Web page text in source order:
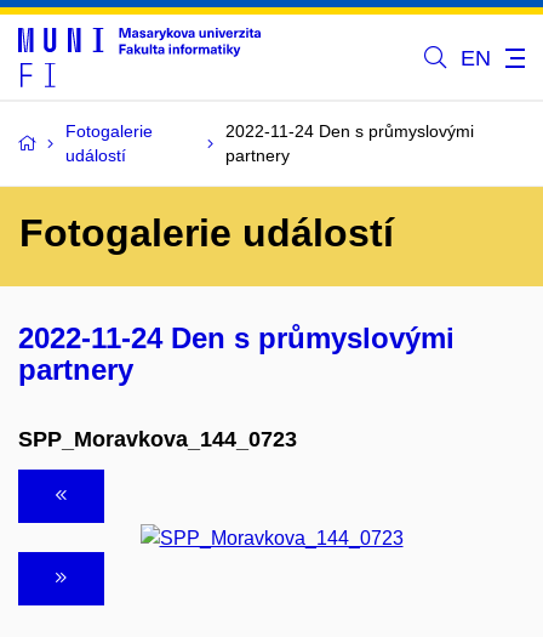
EN
Fotogalerie
událostí
2022-11-24 Den s průmyslovými
partnery
Fotogalerie událostí
2022-11-24 Den s průmyslovými
partnery
SPP_Moravkova_144_0723